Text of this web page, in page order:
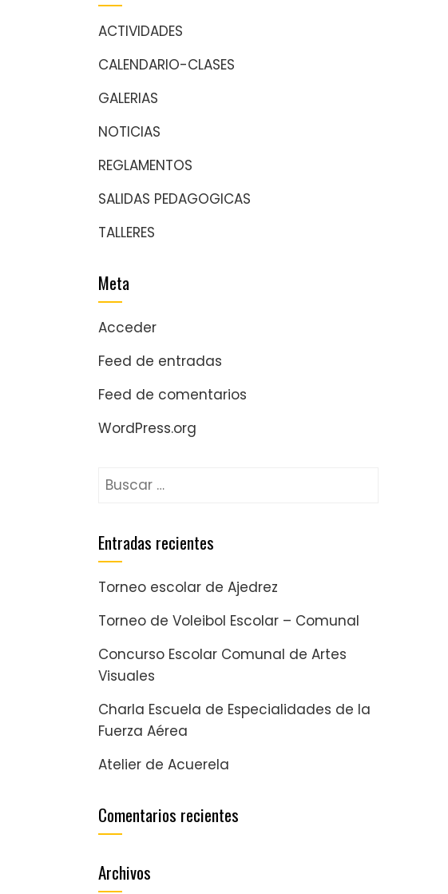
ACTIVIDADES
CALENDARIO-CLASES
GALERIAS
NOTICIAS
REGLAMENTOS
SALIDAS PEDAGOGICAS
TALLERES
Meta
Acceder
Feed de entradas
Feed de comentarios
WordPress.org
Entradas recientes
Torneo escolar de Ajedrez
Torneo de Voleibol Escolar – Comunal
Concurso Escolar Comunal de Artes
Visuales
Charla Escuela de Especialidades de la
Fuerza Aérea
Atelier de Acuerela
Comentarios recientes
Archivos